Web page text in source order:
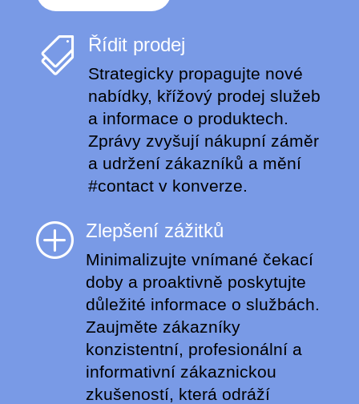
 Řídit prodej
Strategicky propagujte nové
nabídky, křížový prodej služeb
a informace o produktech.
Zprávy zvyšují nákupní záměr
a udržení zákazníků a mění
#contact v konverze.
P Zlepšení zážitků
Minimalizujte vnímané čekací
doby a proaktivně poskytujte
důležité informace o službách.
Zaujměte zákazníky
konzistentní, profesionální a
informativní zákaznickou
zkušeností, která odráží